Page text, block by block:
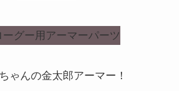
ゃんの金太郎アーマー！